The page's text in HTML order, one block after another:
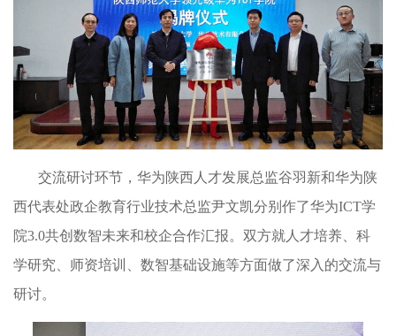
交流研讨环节，华为陕西人才发展总监谷羽新和华为陕
西代表处政企教育行业技术总监尹文凯分别作了华为ICT学
院3.0共创数智未来和校企合作汇报。双方就人才培养、科
学研究、师资培训、数智基础设施等方面做了深入的交流与
研讨。